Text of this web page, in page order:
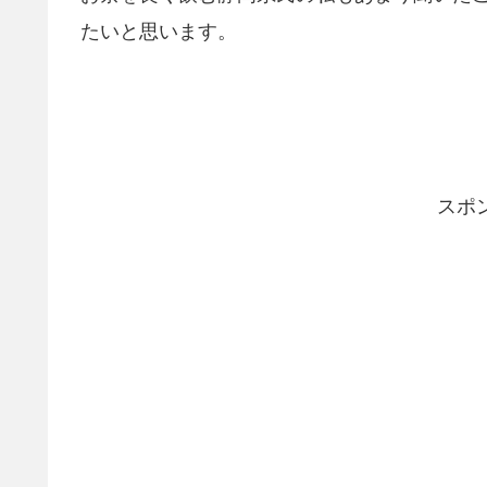
たいと思います。
スポ